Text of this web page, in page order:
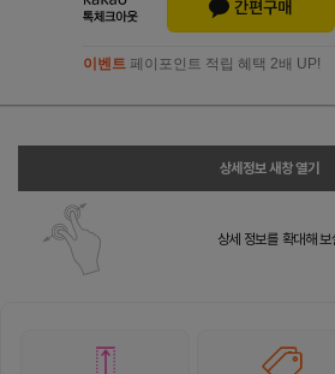
이벤트 페이포인트 적립 혜택 2배 UP!
이벤트페이포인트 적립 혜택 2배 UP!
상세정보 새창 열기
상세 정보를 확대해